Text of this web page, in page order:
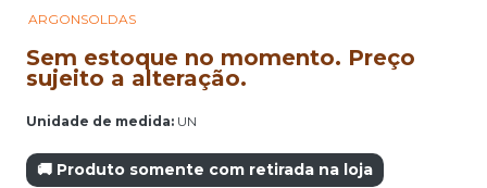
ARGONSOLDAS
Sem estoque no momento. Preço
sujeito a alteração.
Unidade de medida: UN
🚚 Produto somente com retirada na loja